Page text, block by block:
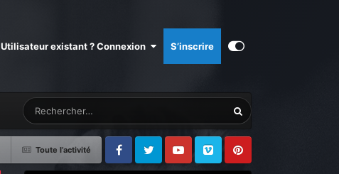
Utilisateur existant ? Connexion S’inscrire
Toute l’activité
FacebookTwitter Youtube Vimeo Pinterest